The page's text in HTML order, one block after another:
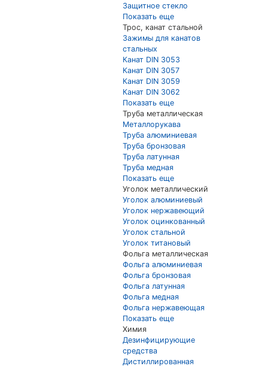
Защитное стекло
Показать еще
Трос, канат стальной
Зажимы для канатов
стальных
Канат DIN 3053
Канат DIN 3057
Канат DIN 3059
Канат DIN 3062
Показать еще
Труба металлическая
Металлорукава
Труба алюминиевая
Труба бронзовая
Труба латунная
Труба медная
Показать еще
Уголок металлический
Уголок алюминиевый
Уголок нержавеющий
Уголок оцинкованный
Уголок стальной
Уголок титановый
Фольга металлическая
Фольга алюминиевая
Фольга бронзовая
Фольга латунная
Фольга медная
Фольга нержавеющая
Показать еще
Химия
Дезинфицирующие
средства
Дистиллированная